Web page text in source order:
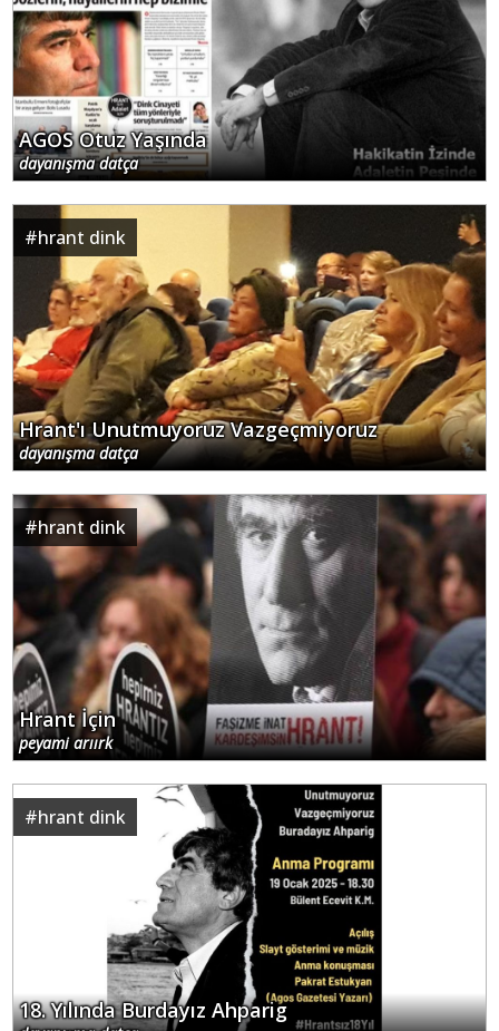
AGOS Otuz Yaşında
dayanışma datça
#hrant dink
Hrant'ı Unutmuyoruz Vazgeçmiyoruz
dayanışma datça
#hrant dink
Hrant İçin
peyami arıırk
#hrant dink
18. Yılında Burdayız Ahparig